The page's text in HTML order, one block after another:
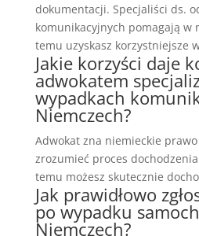
dokumentacji. Specjaliści ds.
komunikacyjnych pomagają w
temu uzyskasz korzystniejsze
Jakie korzyści daje
adwokatem
wypadkach
Niemczech?
Adwokat zna niemieckie
zrozumieć proces
temu możesz skutecznie
Jak prawidłowo
po wypadku
Niemczech?